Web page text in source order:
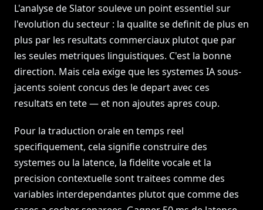
L'analyse de Slator souleve un point essentiel sur
l'evolution du secteur : la qualite se definit de plus en
plus par les resultats commerciaux plutot que par
les seules metriques linguistiques. C'est la bonne
direction. Mais cela exige que les systemes IA sous-
jacents soient concus des le depart avec ces
resultats en tete — et non ajoutes apres coup.
Pour la traduction orale en temps reel
specifiquement, cela signifie construire des
systemes ou la latence, la fidelite vocale et la
precision contextuelle sont traitees comme des
variables interdependantes plutot que comme des